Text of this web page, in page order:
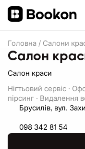
Головна / Салони
Салон
Салон краси
Нігтьовий сервіс ·
пірсинг · Видалення
Брусилів, вул.
098 342 81 54